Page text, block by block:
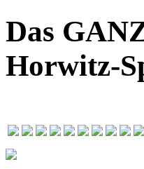
Das
Horwitz-